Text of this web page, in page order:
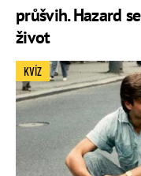
průšvih. Hazard
život
KVÍZ